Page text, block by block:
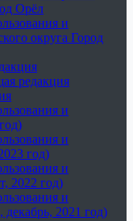
Орёл
и
округа Город
редакция
и
и
год)
и
2022 год)
и
2021 год)